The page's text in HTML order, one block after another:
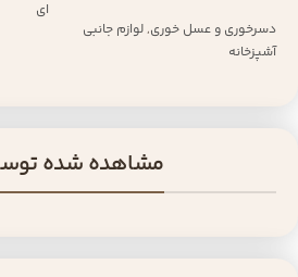
دسرخوری و عسل خوری,لوازم جانبی
آشپزخانه
ای
مشاهده شده